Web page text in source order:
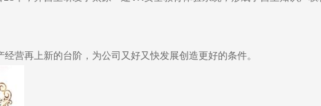
再上新的台阶，为公司又好又快发展创造更好的条件。